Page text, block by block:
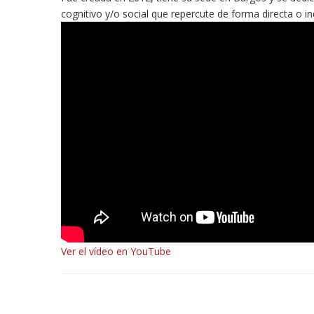
cognitivo y/o social que repercute de forma directa o
Ver el vídeo en YouTube